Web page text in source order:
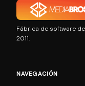
Fábrica de software
2011.
NAVEGACIÓN